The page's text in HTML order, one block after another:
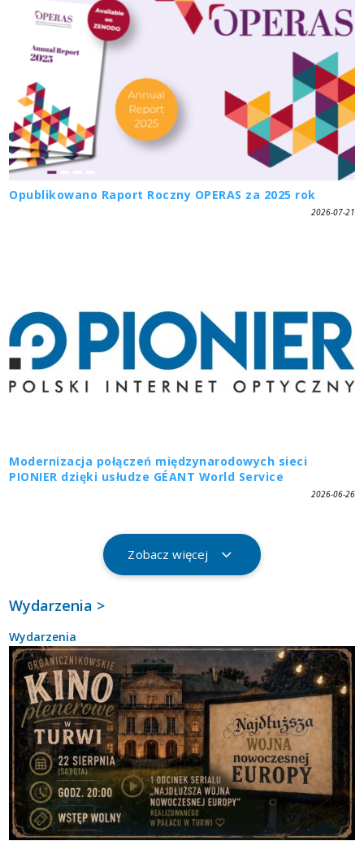
Opublikowano Raport Roczny OPERAS za 2025 rok
2026-07-21
Modernizacja połączeń międzynarodowych sieci
PIONIER dzięki usłudze GÉANT World Service
2026-06-26
Zobacz więcej
Wydarzenia >
Wydarzenia